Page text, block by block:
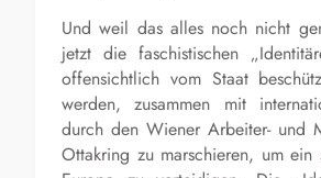
Und weil das alles noch nicht
jetzt die faschistischen
offensichtlich vom Staat
werden, zusammen mit
durch den Wiener Arbeiter- und
Ottakring zu marschieren, um ein